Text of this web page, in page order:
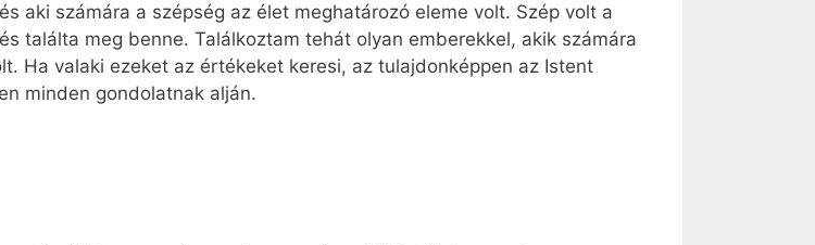
aki számára a szépség az élet meghatározó eleme volt. Szép volt a
találta meg benne. Találkoztam tehát olyan emberekkel, akik számára
Ha valaki ezeket az értékeket keresi, az tulajdonképpen az Istent
minden gondolatnak alján.